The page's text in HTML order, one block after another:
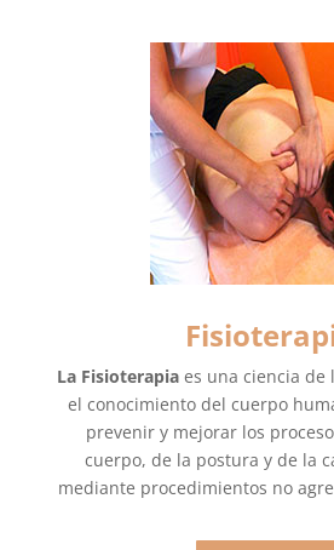
La Fisioterapia es una ciencia de
el conocimiento del cuerpo
prevenir y mejorar los
cuerpo, de la postura y de la
mediante procedimientos no